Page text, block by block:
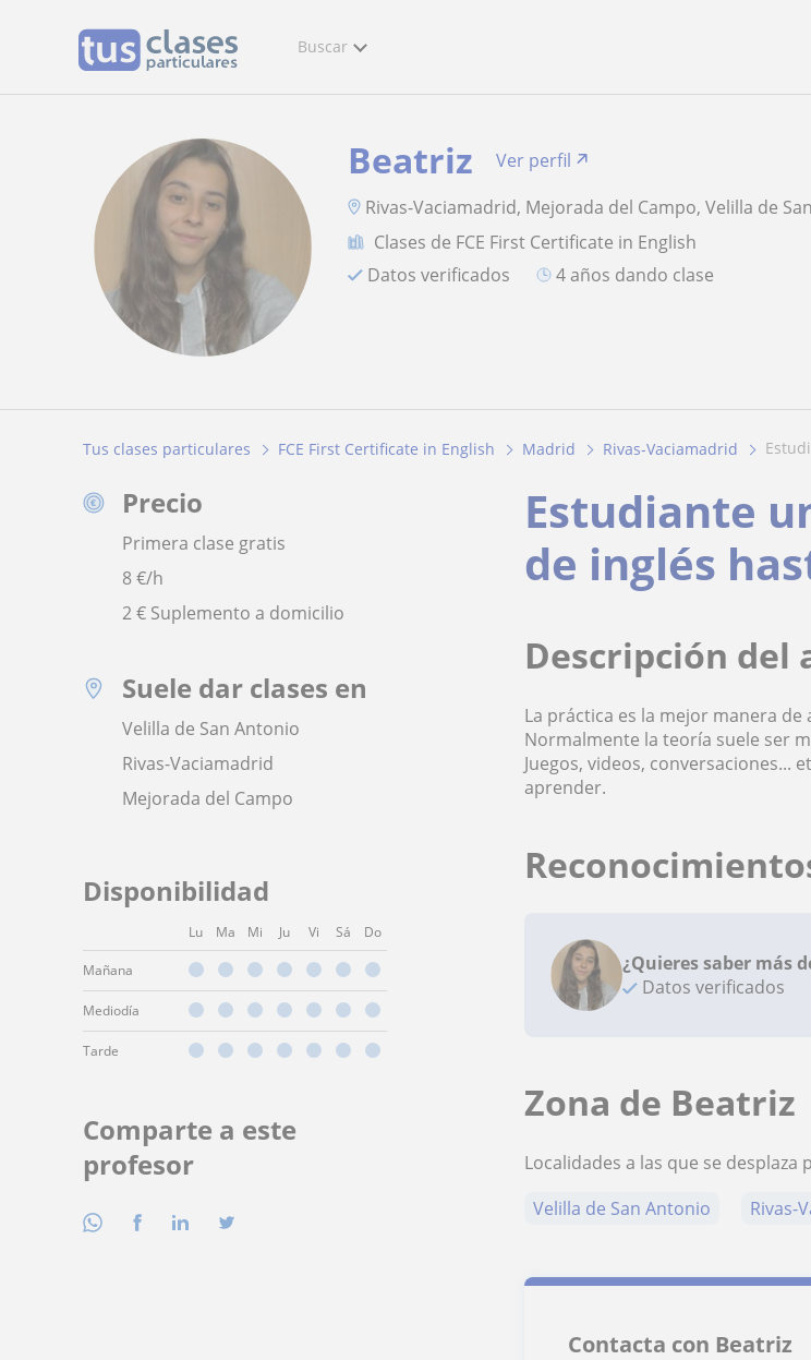
Buscar
Beatriz
Ver perfil
Rivas-Vaciamadrid, Mejorada del Campo, Velilla de
Clases de FCE First Certificate in English
Datos verificados
4 años dando clase
Tus clases particulares FCE First Certificate in English Madrid Rivas-Vaciamadrid
Precio
Primera clase gratis
8€/h
2 € Suplemento a domicilio
Suele dar clases en
Velilla de San Antonio
Rivas-Vaciamadrid
Mejorada del Campo
Disponibilidad
Lu Ma Mi Ju Vi Sá Do
Mañana
Mediodía
Tarde
Comparte a este
profesor
Estudiante
de inglés
Descripción del
La práctica es la mejor manera
Normalmente la teoría suele ser
Juegos, videos, conversaciones...
aprender.
¿Quieres saber más
Datos verificados
Zona de Beatriz
Localidades a las que se desplaza
Velilla de San Antonio
Rivas-
Contacta con Beatriz